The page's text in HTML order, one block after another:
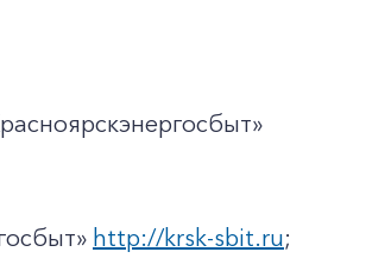
http://krsk-sbit.ru;